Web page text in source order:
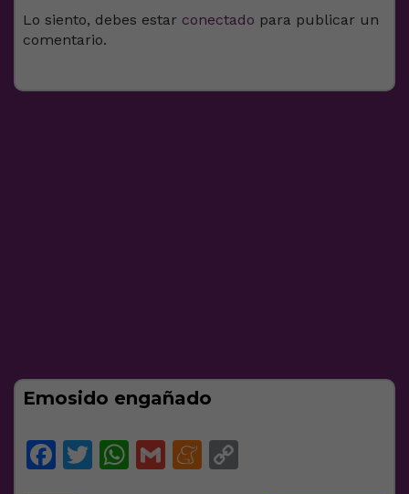
Lo siento, debes estar conectado para publicar un
comentario.
Emosido engañado
Facebook
Twitter
WhatsApp
GmailMeneame